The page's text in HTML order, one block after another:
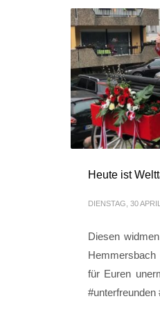
Heute ist
DIENSTAG, 30
Diesen
für Euren
#unterfreunden